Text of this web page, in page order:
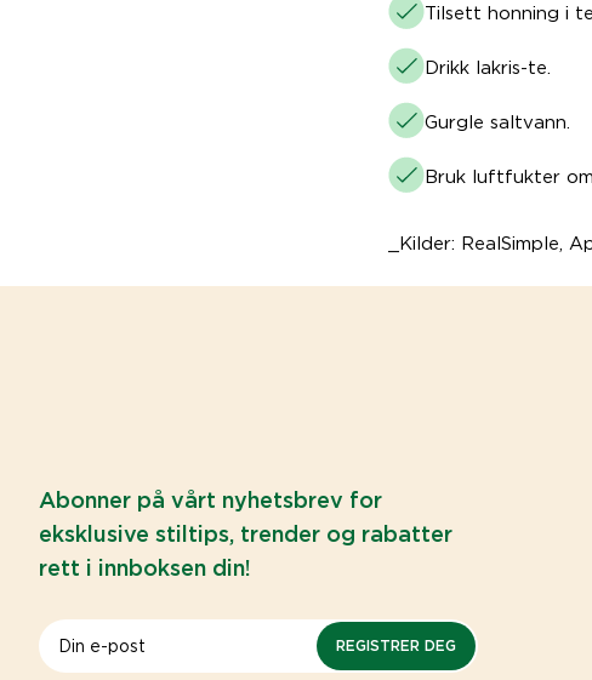
Tilsett honning i
Drikk lakris-te.
Gurgle saltvann.
Bruk luftfukter
_Kilder: RealSimple,
Abonner på vårt nyhetsbrev for
eksklusive stiltips, trender og rabatter
rett i innboksen din!
REGISTRER DEG